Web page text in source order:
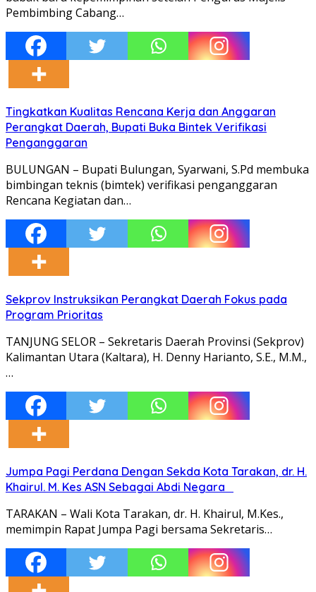
Pembimbing Cabang…
Tingkatkan Kualitas Rencana Kerja dan Anggaran
Perangkat Daerah, Bupati Buka Bintek Verifikasi
Penganggaran
BULUNGAN – Bupati Bulungan, Syarwani, S.Pd membuka
bimbingan teknis (bimtek) verifikasi penganggaran
Rencana Kegiatan dan…
Sekprov Instruksikan Perangkat Daerah Fokus pada
Program Prioritas
TANJUNG SELOR – Sekretaris Daerah Provinsi (Sekprov)
Kalimantan Utara (Kaltara), H. Denny Harianto, S.E., M.M.,
…
Jumpa Pagi Perdana Dengan Sekda Kota Tarakan, dr. H.
Khairul. M. Kes ASN Sebagai Abdi Negara
TARAKAN – Wali Kota Tarakan, dr. H. Khairul, M.Kes.,
memimpin Rapat Jumpa Pagi bersama Sekretaris…